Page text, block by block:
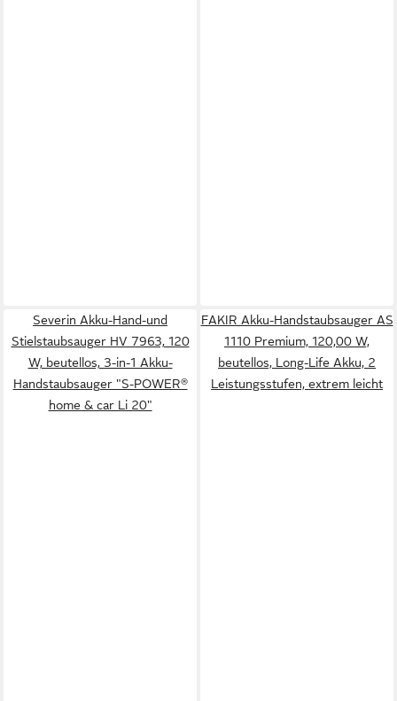
Severin Akku-Hand-und
Stielstaubsauger HV 7963, 120
W, beutellos, 3-in-1 Akku-
Handstaubsauger "S-POWER®
home & car Li 20"
FAKIR Akku-Handstaubsauger AS
1110 Premium, 120,00 W,
beutellos, Long-Life Akku, 2
Leistungsstufen, extrem leicht